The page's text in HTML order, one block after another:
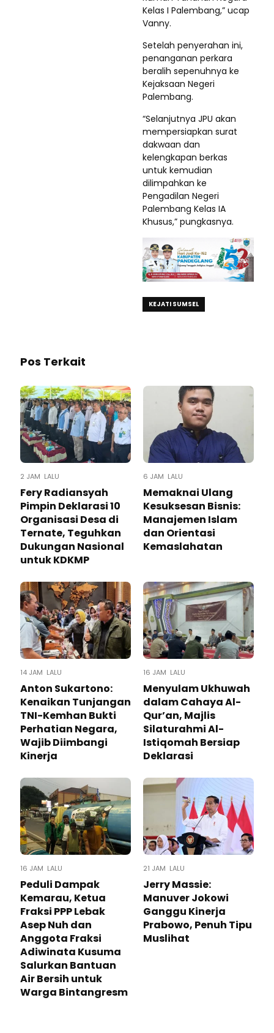
Kelas I Palembang,” ucap
Vanny.
Setelah penyerahan ini,
penanganan perkara
beralih sepenuhnya ke
Kejaksaan Negeri
Palembang.
“Selanjutnya JPU akan
mempersiapkan surat
dakwaan dan
kelengkapan berkas
untuk kemudian
dilimpahkan ke
Pengadilan Negeri
Palembang Kelas IA
Khusus,” pungkasnya.
KEJATI SUMSEL
Pos Terkait
2 JAM LALU
Fery Radiansyah
Pimpin Deklarasi 10
Organisasi Desa di
Ternate, Teguhkan
Dukungan Nasional
untuk KDKMP
6 JAM LALU
Memaknai Ulang
Kesuksesan Bisnis:
Manajemen Islam
dan Orientasi
Kemaslahatan
14 JAM LALU
Anton Sukartono:
Kenaikan Tunjangan
TNI-Kemhan Bukti
Perhatian Negara,
Wajib Diimbangi
Kinerja
16 JAM LALU
Menyulam Ukhuwah
dalam Cahaya Al-
Qur’an, Majlis
Silaturahmi Al-
Istiqomah Bersiap
Deklarasi
16 JAM LALU
Peduli Dampak
Kemarau, Ketua
Fraksi PPP Lebak
Asep Nuh dan
Anggota Fraksi
Adiwinata Kusuma
Salurkan Bantuan
Air Bersih untuk
Warga Bintangresm
21 JAM LALU
Jerry Massie:
Manuver Jokowi
Ganggu Kinerja
Prabowo, Penuh Tipu
Muslihat